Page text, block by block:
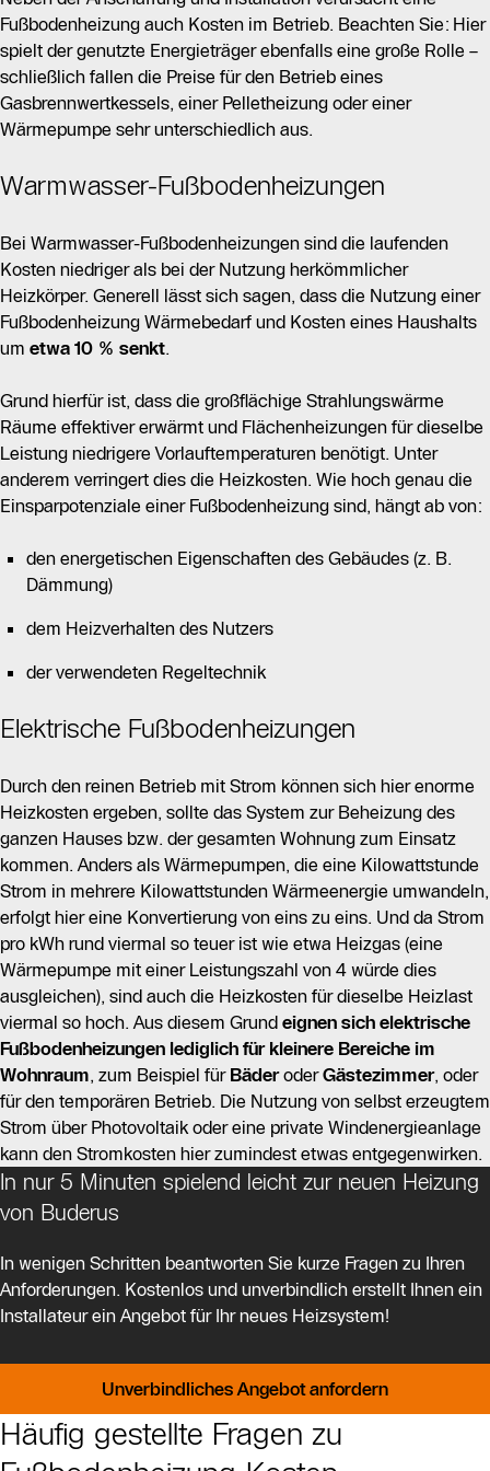
Fußbodenheizung auch Kosten im Betrieb. Beachten Sie: Hier
spielt der genutzte Energieträger ebenfalls eine große Rolle –
schließlich fallen die Preise für den Betrieb eines
Gasbrennwertkessels, einer Pelletheizung oder einer
Wärmepumpe sehr unterschiedlich aus.
Warmwasser-Fußbodenheizungen
Bei Warmwasser-Fußbodenheizungen sind die laufenden
Kosten niedriger als bei der Nutzung herkömmlicher
Heizkörper. Generell lässt sich sagen, dass die Nutzung einer
Fußbodenheizung Wärmebedarf und Kosten eines Haushalts
um etwa 10 % senkt.
Grund hierfür ist, dass die großflächige Strahlungswärme
Räume effektiver erwärmt und Flächenheizungen für dieselbe
Leistung niedrigere Vorlauftemperaturen benötigt. Unter
anderem verringert dies die Heizkosten. Wie hoch genau die
Einsparpotenziale einer Fußbodenheizung sind, hängt ab von:
den energetischen Eigenschaften des Gebäudes (z. B.
Dämmung)
dem Heizverhalten des Nutzers
der verwendeten Regeltechnik
Elektrische Fußbodenheizungen
Durch den reinen Betrieb mit Strom können sich hier enorme
Heizkosten ergeben, sollte das System zur Beheizung des
ganzen Hauses bzw. der gesamten Wohnung zum Einsatz
kommen. Anders als Wärmepumpen, die eine Kilowattstunde
Strom in mehrere Kilowattstunden Wärmeenergie umwandeln,
erfolgt hier eine Konvertierung von eins zu eins. Und da Strom
pro kWh rund viermal so teuer ist wie etwa Heizgas (eine
Wärmepumpe mit einer Leistungszahl von 4 würde dies
ausgleichen), sind auch die Heizkosten für dieselbe Heizlast
viermal so hoch. Aus diesem Grund eignen sich elektrische
Fußbodenheizungen lediglich für kleinere Bereiche im
Wohnraum, zum Beispiel für BäderoderGästezimmer, oder
für den temporären Betrieb. Die Nutzung von selbst erzeugtem
Strom über Photovoltaik oder eine private Windenergieanlage
kann den Stromkosten hier zumindest etwas entgegenwirken.
In nur 5 Minuten spielend leicht zur neuen Heizung
von Buderus
In wenigen Schritten beantworten Sie kurze Fragen zu Ihren
Anforderungen. Kostenlos und unverbindlich erstellt Ihnen ein
Installateur ein Angebot für Ihr neues Heizsystem!
Unverbindliches Angebot anfordern
Häufig gestellte Fragen zu